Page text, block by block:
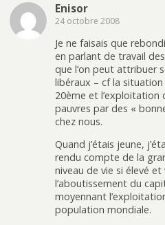
Enisor
24 octobre 2008
Je ne faisais que
en parlant de travail
que l’on peut attribuer
libéraux – cf la
20ème et l’exploitation
pauvres par des «
chez nous.
Quand j’étais jeune,
rendu compte de la
niveau de vie si élevé
l’aboutissement du
moyennant
population mondiale.